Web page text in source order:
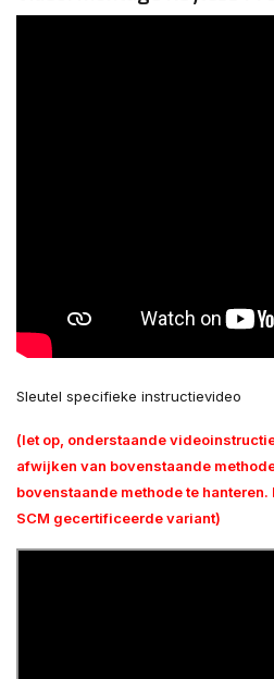
Sleutel specifieke instructievideo
(let op, onderstaande
afwijken van bovenstaande
bovenstaande methode te
SCM gecertificeerde variant)